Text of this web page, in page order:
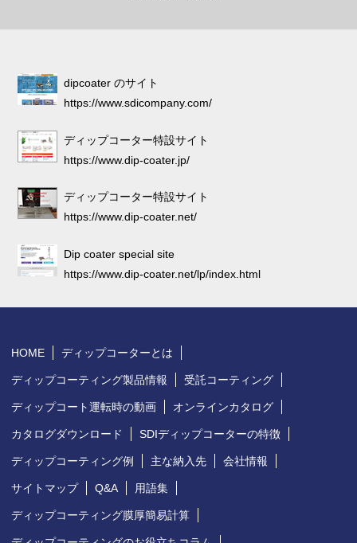
dipcoater のサイト
https://www.sdicompany.com/
ディップコーター特設サイト
https://www.dip-coater.jp/
ディップコーター特設サイト
https://www.dip-coater.net/
Dip coater special site
https://www.dip-coater.net/lp/index.html
HOME ディップコーターとは
ディップコーティング製品情報 受託コーティング
ディップコート運転時の動画 オンラインカタログ
カタログダウンロード SDIディップコーターの特徴
ディップコーティング例 主な納入先 会社情報
サイトマップ Q&A 用語集
ディップコーティング膜厚簡易計算